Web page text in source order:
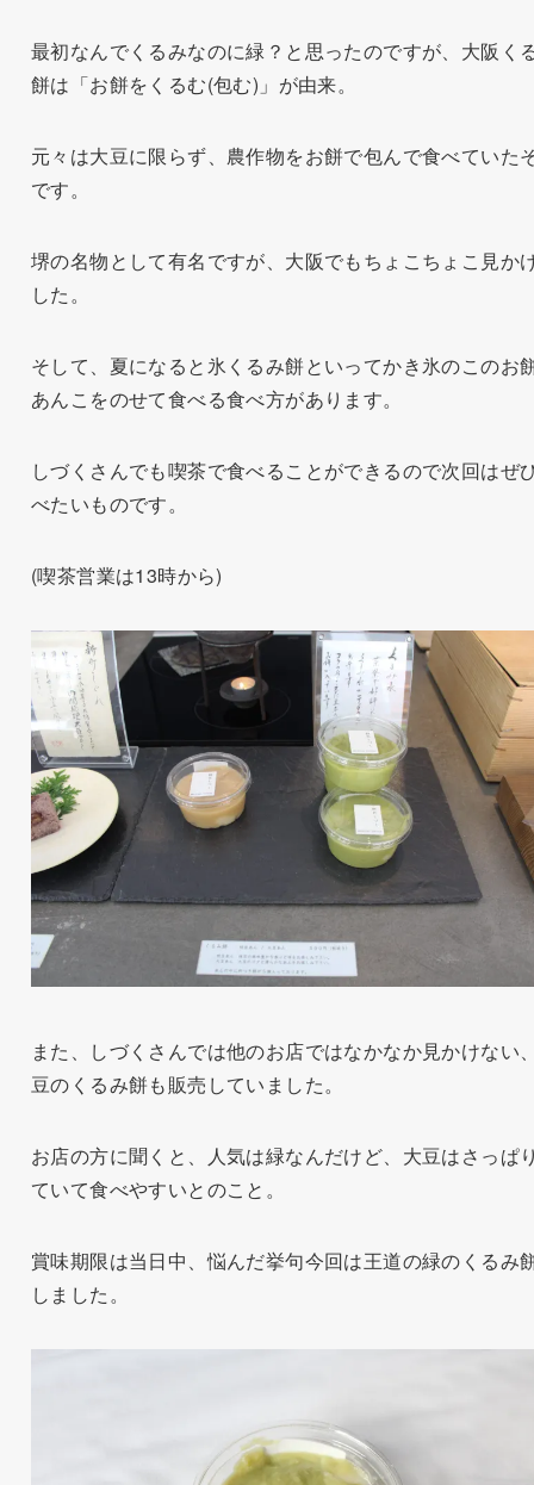
最初なんでくるみなのに緑？と思ったのですが、大阪く
餅は「お餅をくるむ(包む)」が由来。
元々は大豆に限らず、農作物をお餅で包んで食べていた
です。
堺の名物として有名ですが、大阪でもちょこちょこ見か
した。
そして、夏になると氷くるみ餅といってかき氷のこのお
あんこをのせて食べる食べ方があります。
しづくさんでも喫茶で食べることができるので次回はぜ
べたいものです。
(喫茶営業は13時から)
また、しづくさんでは他のお店ではなかなか見かけない
豆のくるみ餅も販売していました。
お店の方に聞くと、人気は緑なんだけど、大豆はさっぱ
ていて食べやすいとのこと。
賞味期限は当日中、悩んだ挙句今回は王道の緑のくるみ
しました。